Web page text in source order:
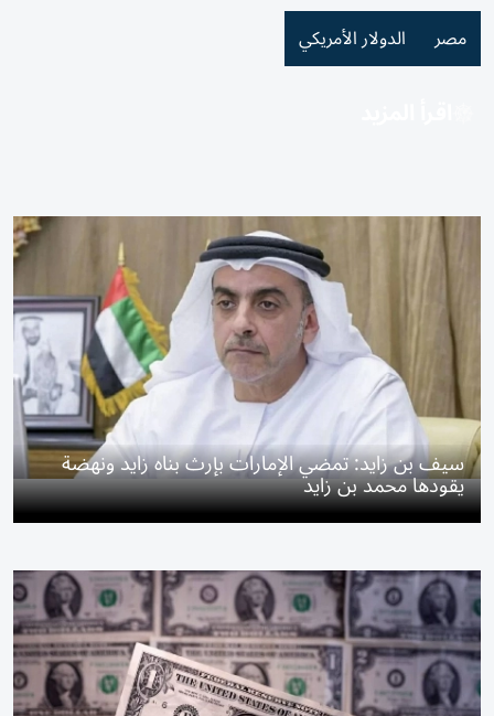
مصر الدولار الأمريكي
سيف بن زايد: تمضي الإمارات بإرث بناه زايد ونهضة
يقودها محمد بن زايد